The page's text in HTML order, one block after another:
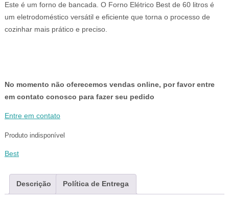
Este é um forno de bancada. O Forno Elétrico Best de 60 litros é
um eletrodoméstico versátil e eficiente que torna o processo de
cozinhar mais prático e preciso.
No momento não oferecemos vendas online, por favor entre
em contato conosco para fazer seu pedido
Entre em contato
Produto indisponível
Best
Descrição Política de Entrega